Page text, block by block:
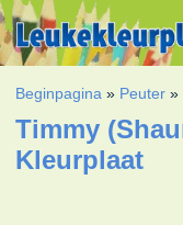
Beginpagina » Peuter »
Timmy
Kleurplaat